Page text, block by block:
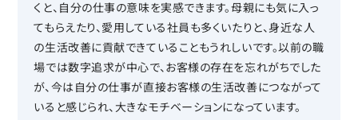
くと、自分の仕事の意味を実感できます。母親にも気に入っ
てもらえたり、愛用している社員も多くいたりと、身近な人
の生活改善に貢献できていることもうれしいです。以前の職
場では数字追求が中心で、お客様の存在を忘れがちでした
が、今は自分の仕事が直接お客様の生活改善につながって
いると感じられ、大きなモチベーションになっています。